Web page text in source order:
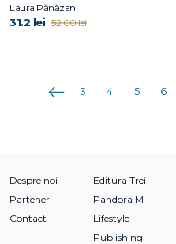
Laura Pănăzan
31.2 lei 52.00 lei
Anterioara
3 4 5 6
Despre noi
Parteneri
Contact
Editura Trei
Pandora M
Lifestyle
Publishing